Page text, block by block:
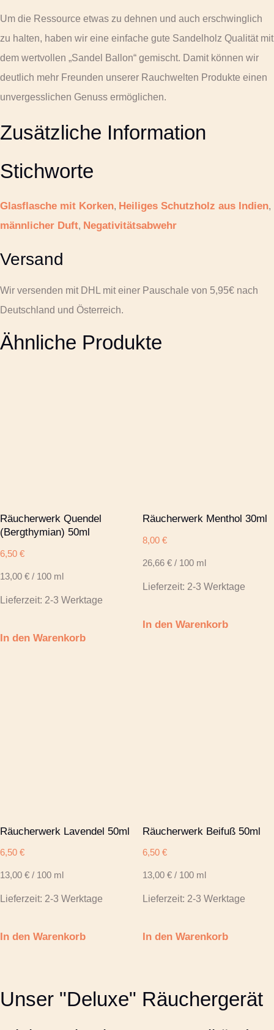
Um die Ressource etwas zu dehnen und auch erschwinglich
zu halten, haben wir eine einfache gute Sandelholz Qualität mit
dem wertvollen „Sandel Ballon“ gemischt. Damit können wir
deutlich mehr Freunden unserer Rauchwelten Produkte einen
unvergesslichen Genuss ermöglichen.
Zusätzliche Information
Stichworte
Glasflasche mit Korken, Heiliges Schutzholz aus Indien,
männlicher Duft, Negativitätsabwehr
Versand
Wir versenden mit DHL mit einer Pauschale von 5,95€ nach
Deutschland und Österreich.
Ähnliche Produkte
Räucherwerk Quendel
(Bergthymian) 50ml
6,50 €
13,00 € / 100 ml
Lieferzeit: 2-3 Werktage
In den Warenkorb
Räucherwerk Menthol 30ml
8,00 €
26,66 €/ 100 ml
Lieferzeit: 2-3 Werktage
In den Warenkorb
Räucherwerk Lavendel 50ml
6,50 €
13,00 € / 100 ml
Lieferzeit: 2-3 Werktage
In den Warenkorb
Räucherwerk Beifuß 50ml
6,50 €
13,00 €/ 100 ml
Lieferzeit: 2-3 Werktage
In den Warenkorb
Unser "Deluxe" Räuchergerät